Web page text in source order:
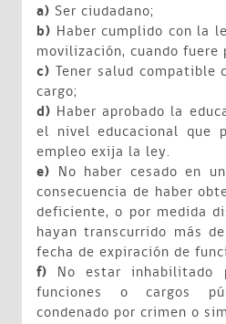
a) Ser ciudadano;
b) Haber cumplido con la
movilización, cuando fuere
c) Tener salud compatible
cargo;
d) Haber aprobado la
el nivel educacional que
empleo exija la ley.
e) No haber cesado en
consecuencia de haber
deficiente, o por medida
hayan transcurrido más
fecha de expiración de
f) No estar inhabilitado
funciones o cargos
condenado por crimen o